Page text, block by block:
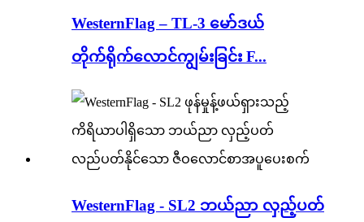
WesternFlag – TL-3 မော်ဒယ်
တိုက်ရိုက်လောင်ကျွမ်းခြင်း F...
WesternFlag - SL2 ဘယ်ညာ လှည့်ပတ်